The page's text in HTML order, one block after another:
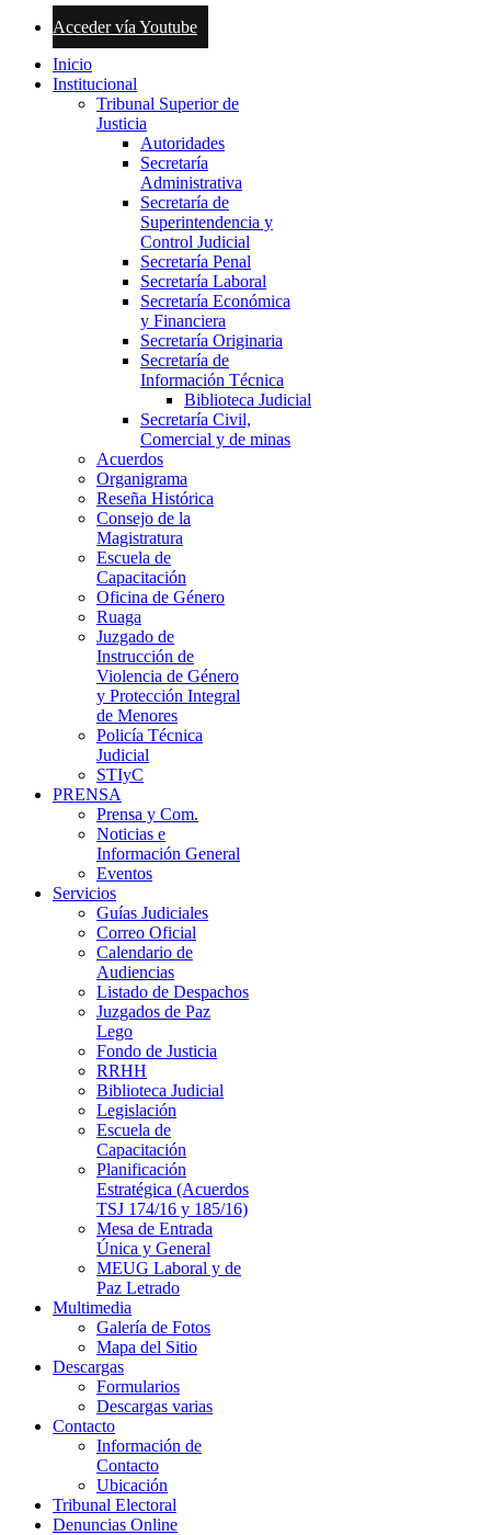
Acceder vía Youtube
Inicio
Institucional
Tribunal Superior de
Justicia
Autoridades
Secretaría
Administrativa
Secretaría de
Superintendencia y
Control Judicial
Secretaría Penal
Secretaría Laboral
Secretaría Económica
y Financiera
Secretaría Originaria
Secretaría de
Información Técnica
Biblioteca Judicial
Secretaría Civil,
Comercial y de minas
Acuerdos
Organigrama
Reseña Histórica
Consejo de la
Magistratura
Escuela de
Capacitación
Oficina de Género
Ruaga
Juzgado de
Instrucción de
Violencia de Género
y Protección Integral
de Menores
Policía Técnica
Judicial
STIyC
PRENSA
Prensa y Com.
Noticias e
Información General
Eventos
Servicios
Guías Judiciales
Correo Oficial
Calendario de
Audiencias
Listado de Despachos
Juzgados de Paz
Lego
Fondo de Justicia
RRHH
Biblioteca Judicial
Legislación
Escuela de
Capacitación
Planificación
Estratégica (Acuerdos
TSJ 174/16 y 185/16)
Mesa de Entrada
Única y General
MEUG Laboral y de
Paz Letrado
Multimedia
Galería de Fotos
Mapa del Sitio
Descargas
Formularios
Descargas varias
Contacto
Información de
Contacto
Ubicación
Tribunal Electoral
Denuncias Online